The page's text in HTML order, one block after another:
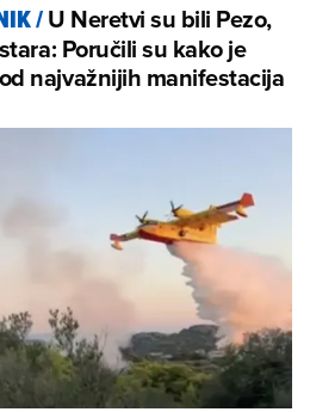
/U Neretvi su bili Pezo,
Poručili su kako je
najvažnijih manifestacija